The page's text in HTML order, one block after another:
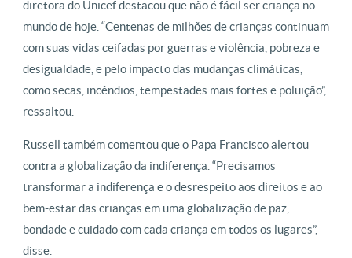
diretora do Unicef destacou que não é fácil ser criança no
mundo de hoje. “Centenas de milhões de crianças continuam
com suas vidas ceifadas por guerras e violência, pobreza e
desigualdade, e pelo impacto das mudanças climáticas,
como secas, incêndios, tempestades mais fortes e poluição”,
ressaltou.
Russell também comentou que o Papa Francisco alertou
contra a globalização da indiferença. “Precisamos
transformar a indiferença e o desrespeito aos direitos e ao
bem-estar das crianças em uma globalização de paz,
bondade e cuidado com cada criança em todos os lugares”,
disse.